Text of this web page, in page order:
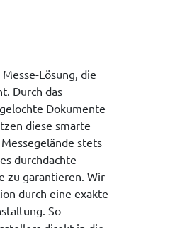
Lösung, die
Durch das
Dokumente
diese smarte
stets
durchdachte
zu garantieren. Wir
durch eine exakte
So